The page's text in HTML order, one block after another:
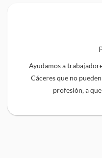
Ayudamos a
Cáceres que no
profesión, a